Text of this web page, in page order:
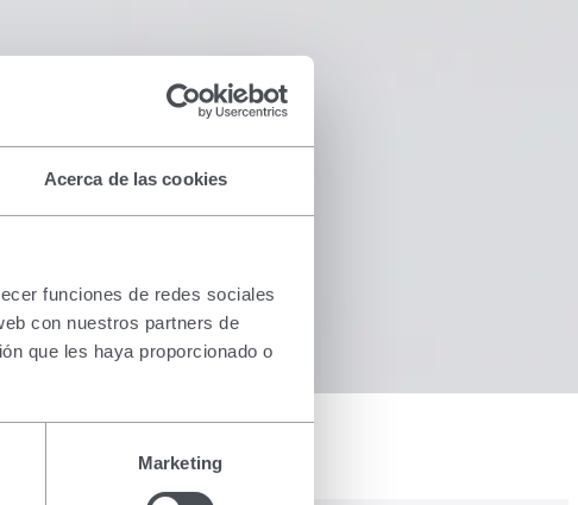
Acerca de las cookies
funciones de redes sociales
con nuestros partners de
que les haya proporcionado o
Marketing